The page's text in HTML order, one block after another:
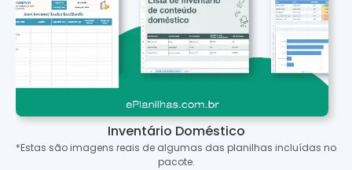
Inventário Doméstico
*Estas são imagens reais de algumas das planilhas incluídas no
pacote.